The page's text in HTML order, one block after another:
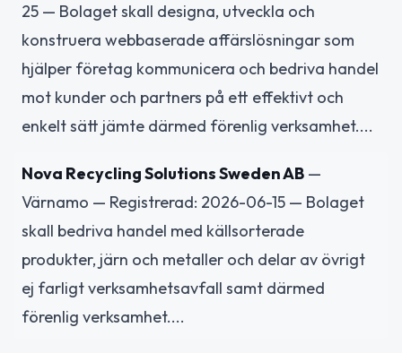
25 — Bolaget skall designa, utveckla och
konstruera webbaserade affärslösningar som
hjälper företag kommunicera och bedriva handel
mot kunder och partners på ett effektivt och
enkelt sätt jämte därmed förenlig verksamhet....
Nova Recycling Solutions Sweden AB —
Värnamo — Registrerad: 2026-06-15 — Bolaget
skall bedriva handel med källsorterade
produkter, järn och metaller och delar av övrigt
ej farligt verksamhetsavfall samt därmed
förenlig verksamhet....